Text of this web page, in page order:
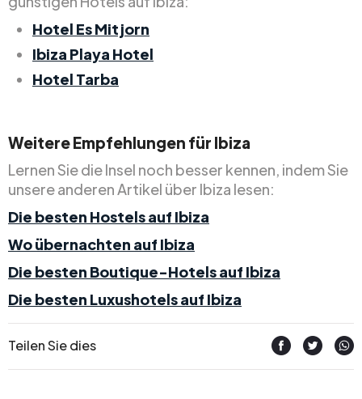
Hotel Es Mitjorn
Ibiza Playa Hotel
Hotel Tarba
Weitere Empfehlungen für Ibiza
Lernen Sie die Insel noch besser kennen, indem Sie
unsere anderen Artikel über Ibiza lesen:
Die besten Hostels auf Ibiza
Wo übernachten auf Ibiza
Die besten Boutique-Hotels auf Ibiza
Die besten Luxushotels auf Ibiza
Teilen Sie dies